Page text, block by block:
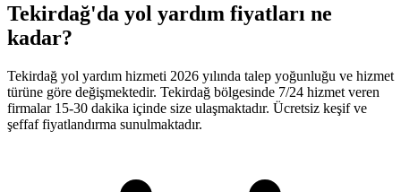
Tekirdağ'da yol yardım fiyatları ne
kadar?
Tekirdağ yol yardım hizmeti 2026 yılında talep yoğunluğu ve hizmet
türüne göre değişmektedir. Tekirdağ bölgesinde 7/24 hizmet veren
firmalar 15-30 dakika içinde size ulaşmaktadır. Ücretsiz keşif ve
şeffaf fiyatlandırma sunulmaktadır.